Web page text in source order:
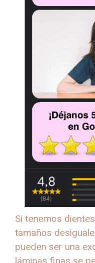
Si tenemos
tamaños
pueden ser una
láminas finas se